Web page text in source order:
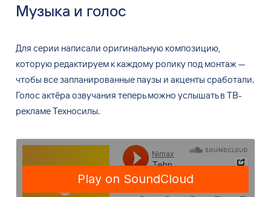
Музыка и голос
Для серии написали оригинальную композицию,
которую редактируем к каждому ролику под монтаж—
чтобы все запланированные паузы и акценты сработали.
Голос актёра озвучания теперь можно услышать в ТВ-
рекламе Техносилы.